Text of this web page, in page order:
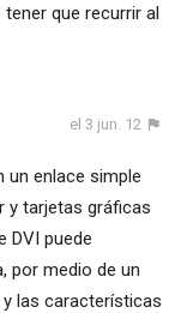
que recurrir al
el 3 jun. 12
un enlace simple
y tarjetas gráficas
DVI puede
por medio de un
las características